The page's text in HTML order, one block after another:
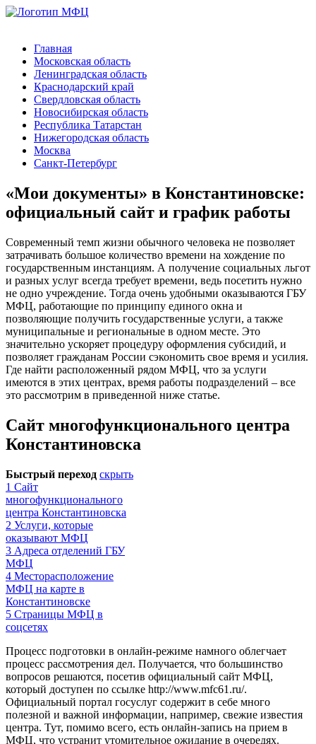
Главная
Московская область
Ленинградская область
Краснодарский край
Свердловская область
Новосибирская область
Республика Татарстан
Нижегородская область
Москва
Санкт-Петербург
«Мои документы» в Константиновске:
официальный сайт и график работы
Современный темп жизни обычного человека не позволяет
затрачивать большое количество времени на хождение по
государственным инстанциям. А получение социальных льгот
и разных услуг всегда требует времени, ведь посетить нужно
не одно учреждение. Тогда очень удобными оказываются ГБУ
МФЦ, работающие по принципу единого окна и
позволяющие получить государственные услуги, а также
муниципальные и региональные в одном месте. Это
значительно ускоряет процедуру оформления субсидий, и
позволяет гражданам России сэкономить свое время и усилия.
Где найти расположенный рядом МФЦ, что за услуги
имеются в этих центрах, время работы подразделений – все
это рассмотрим в приведенной ниже статье.
Сайт многофункционального центра
Константиновска
Быстрый переход скрыть
1 Сайт
многофункционального
центра Константиновска
2 Услуги, которые
оказывают МФЦ
3 Адреса отделений ГБУ
МФЦ
4 Месторасположение
МФЦ на карте в
Константиновске
5 Страницы МФЦ в
соцсетях
Процесс подготовки в онлайн-режиме намного облегчает
процесс рассмотрения дел. Получается, что большинство
вопросов решаются, посетив официальный сайт МФЦ,
который доступен по ссылке http://www.mfc61.ru/.
Официальный портал госуслуг содержит в себе много
полезной и важной информации, например, свежие известия
центра. Тут, помимо всего, есть онлайн-запись на прием в
МФЦ, что устранит утомительное ожидание в очередях.